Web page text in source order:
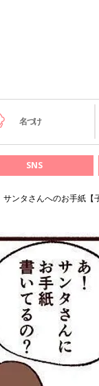
名づけ
SNS
サンタさんへのお手紙【